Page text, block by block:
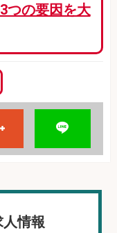
つの要因を大
人情報